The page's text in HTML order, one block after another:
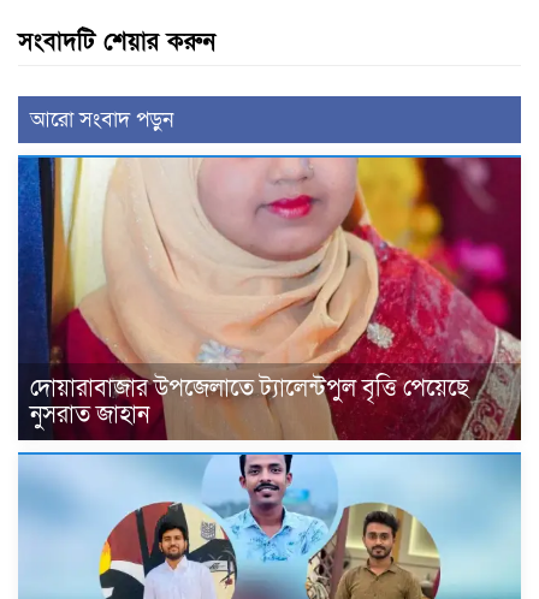
সংবাদটি শেয়ার করুন
আরো সংবাদ পড়ুন
দোয়ারাবাজার উপজেলাতে ট্যালেন্টপুল বৃত্তি পেয়েছে
নুসরাত জাহান